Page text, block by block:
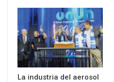
La industria del aerosol